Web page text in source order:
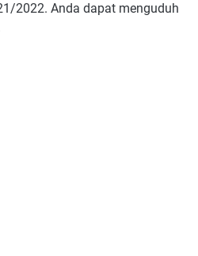
2022. Anda dapat menguduh